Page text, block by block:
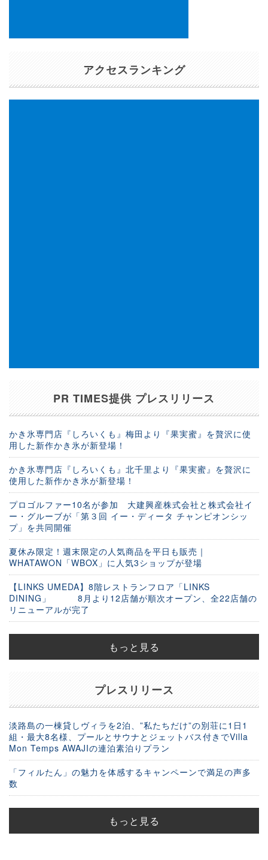
アクセスランキング
PR TIMES提供 プレスリリース
かき氷専門店『しろいくも』梅田より『果実蜜』を贅沢に使
用した新作かき氷が新登場！
かき氷専門店『しろいくも』北千里より『果実蜜』を贅沢に
使用した新作かき氷が新登場！
プロゴルファー10名が参加 大建興産株式会社と株式会社イ
ー・グルーブが「第３回 イー・ディータ チャンピオンシッ
プ」を共同開催
夏休み限定！週末限定の人気商品を平日も販売｜
WHATAWON「WBOX」に人気3ショップが登場
【LINKS UMEDA】8階レストランフロア「LINKS
DINING」 8月より12店舗が順次オープン、全22店舗の
リニューアルが完了
もっと見る
プレスリリース
淡路島の一棟貸しヴィラを2泊、”私たちだけ”の別荘に1日1
組・最大8名様、プールとサウナとジェットバス付きでVilla
Mon Temps AWAJIの連泊素泊りプラン
「フィルたん」の魅力を体感するキャンペーンで満足の声多
数
もっと見る